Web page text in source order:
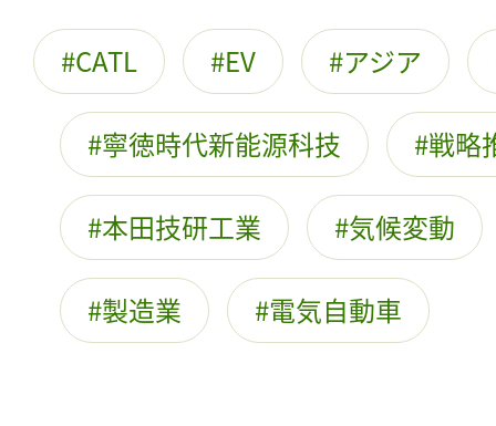
CATL EV アジア
寧徳時代新能源科技 戦略
本田技研工業 気候変動
製造業 電気自動車